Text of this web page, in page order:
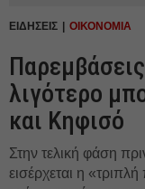
ΕΙΔΗΣΕΙΣ ΟΙΚΟΝΟΜΙΑ
λιγότερο
και Κηφισό
Στην τελική φάση
εισέρχεται η